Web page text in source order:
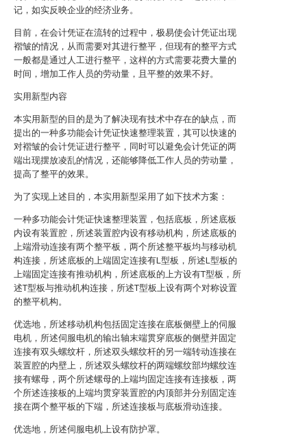
记，如实反映企业的经济业务。
目前，在会计凭证在流转的过程中，极易使会计凭证出现
褶皱的情况，从而需要对其进行整平，但现有的整平方式
一般都是通过人工进行整平，这样的方式需要花费大量的
时间，增加工作人员的劳动量，且平整的效果不好。
实用新型内容
本实用新型的目的是为了解决现有技术中存在的缺点，而
提出的一种多功能会计凭证快速整理装置，其可以快速的
对褶皱的会计凭证进行整平，同时可以避免会计凭证的两
端出现摆放凌乱的情况，还能够降低工作人员的劳动量，
提高了整平的效果。
为了实现上述目的，本实用新型采用了如下技术方案：
一种多功能会计凭证快速整理装置，包括底板，所述底板
内设有装置腔，所述装置腔内设有移动机构，所述底板的
上端滑动连接有两个整平板，两个所述整平板均与移动机
构连接，所述底板的上端固定连接有L型板，所述L型板的
上端固定连接有推动机构，所述底板的上方设有T型板，所
述T型板与推动机构连接，所述T型板上设有两个对称设置
的整平机构。
优选地，所述移动机构包括固定连接在底板侧壁上的伺服
电机，所述伺服电机的输出轴末端贯穿底板的侧壁并固定
连接有双头螺纹杆，所述双头螺纹杆的另一端转动连接在
装置腔的内壁上，所述双头螺纹杆的两端螺纹部均螺纹连
接有螺母，两个所述螺母的上端均固定连接有连接板，两
个所述连接板的上端均贯穿装置腔的内顶部并分别固定连
接在两个整平板的下端，所述连接板与底板滑动连接。
优选地，所述伺服电机上设有防护罩。